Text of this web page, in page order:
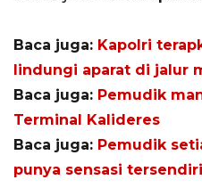
Baca juga: Kapolri
lindungi aparat di jalur
Baca juga: Pemudik
Terminal Kalideres
Baca juga: Pemudik
punya sensasi tersendiri